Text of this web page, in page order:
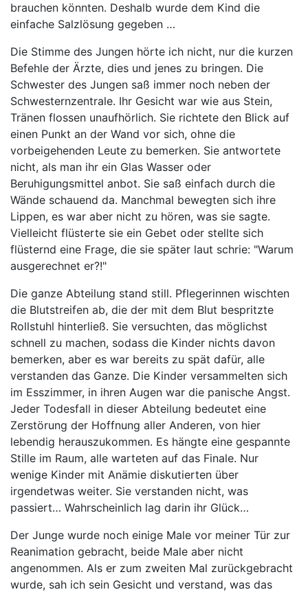
brauchen könnten. Deshalb wurde dem Kind die
einfache Salzlösung gegeben …
Die Stimme des Jungen hörte ich nicht, nur die kurzen
Befehle der Ärzte, dies und jenes zu bringen. Die
Schwester des Jungen saß immer noch neben der
Schwesternzentrale. Ihr Gesicht war wie aus Stein,
Tränen flossen unaufhörlich. Sie richtete den Blick auf
einen Punkt an der Wand vor sich, ohne die
vorbeigehenden Leute zu bemerken. Sie antwortete
nicht, als man ihr ein Glas Wasser oder
Beruhigungsmittel anbot. Sie saß einfach durch die
Wände schauend da. Manchmal bewegten sich ihre
Lippen, es war aber nicht zu hören, was sie sagte.
Vielleicht flüsterte sie ein Gebet oder stellte sich
flüsternd eine Frage, die sie später laut schrie: "Warum
ausgerechnet er?!"
Die ganze Abteilung stand still. Pflegerinnen wischten
die Blutstreifen ab, die der mit dem Blut bespritzte
Rollstuhl hinterließ. Sie versuchten, das möglichst
schnell zu machen, sodass die Kinder nichts davon
bemerken, aber es war bereits zu spät dafür, alle
verstanden das Ganze. Die Kinder versammelten sich
im Esszimmer, in ihren Augen war die panische Angst.
Jeder Todesfall in dieser Abteilung bedeutet eine
Zerstörung der Hoffnung aller Anderen, von hier
lebendig herauszukommen. Es hängte eine gespannte
Stille im Raum, alle warteten auf das Finale. Nur
wenige Kinder mit Anämie diskutierten über
irgendetwas weiter. Sie verstanden nicht, was
passiert… Wahrscheinlich lag darin ihr Glück…
Der Junge wurde noch einige Male vor meiner Tür zur
Reanimation gebracht, beide Male aber nicht
angenommen. Als er zum zweiten Mal zurückgebracht
wurde, sah ich sein Gesicht und verstand, was das